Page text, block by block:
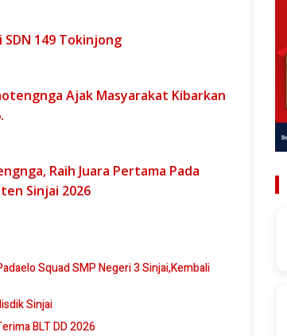
SDN 149 Tokinjong
Ajak Masyarakat Kibarkan
Raih Juara Pertama Pada
Sinjai 2026
Sinjai
BLT DD 2026